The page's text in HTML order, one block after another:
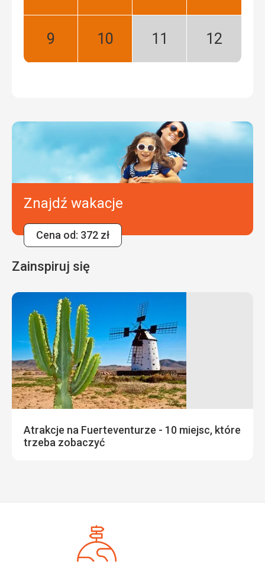
Wrzesień:
Październik:
Listopad:
Grudzień:
Znajdź wakacje
Cena od: 372 zł
Zainspiruj się
Atrakcje na Fuerteventurze - 10 miejsc, które
trzeba zobaczyć